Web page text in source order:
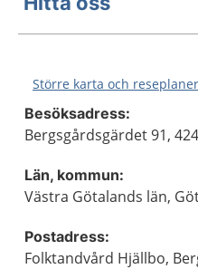
Större karta och
Besöksadress:
Bergsgårdsgärdet 91,
Län, kommun:
Västra Götalands län,
Postadress:
Folktandvård Hjällbo,